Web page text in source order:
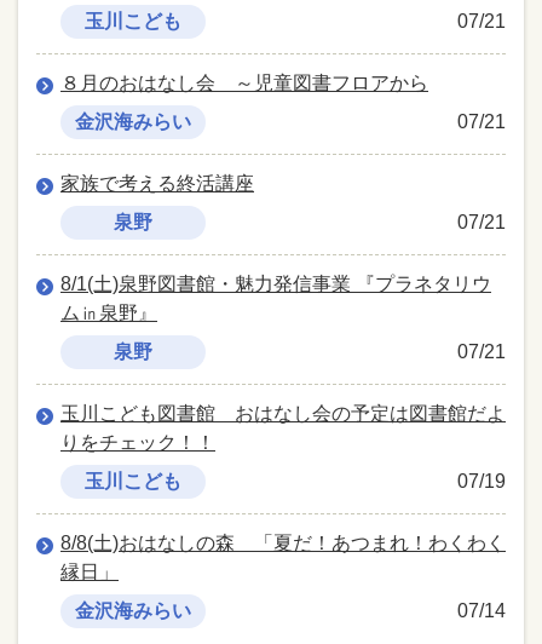
07/21
玉川こども
８月のおはなし会 ～児童図書フロアから
07/21
金沢海みらい
家族で考える終活講座
07/21
泉野
8/1(土)泉野図書館・魅力発信事業 『プラネタリウ
ム㏌泉野』
07/21
泉野
玉川こども図書館 おはなし会の予定は図書館だよ
りをチェック！！
07/19
玉川こども
8/8(土)おはなしの森 「夏だ！あつまれ！わくわく
縁日」
07/14
金沢海みらい